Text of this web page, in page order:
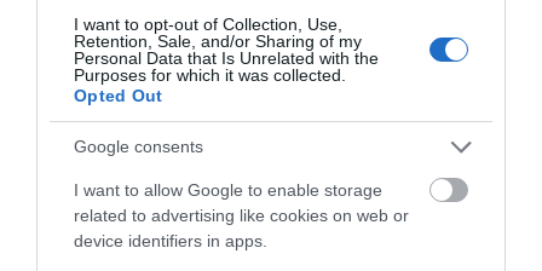
I want to opt-out of Collection, Use,
Retention, Sale, and/or Sharing of my
Personal Data that Is Unrelated with the
Purposes for which it was collected.
Opted Out
Google consents
I want to allow Google to enable storage
related to advertising like cookies on web or
device identifiers in apps.
energiahatékony tetőkért
A BMI Magyarország a fenntarthatóság és a
rendszerben gondolkodás jegyében megalkotta
Clima Roof csomagjait
otthonunk energiahatékonyságának növelése
érdekében, hogy komfortérzetünk szélsőséges
időjárási viszonyok között is megmaradhasson